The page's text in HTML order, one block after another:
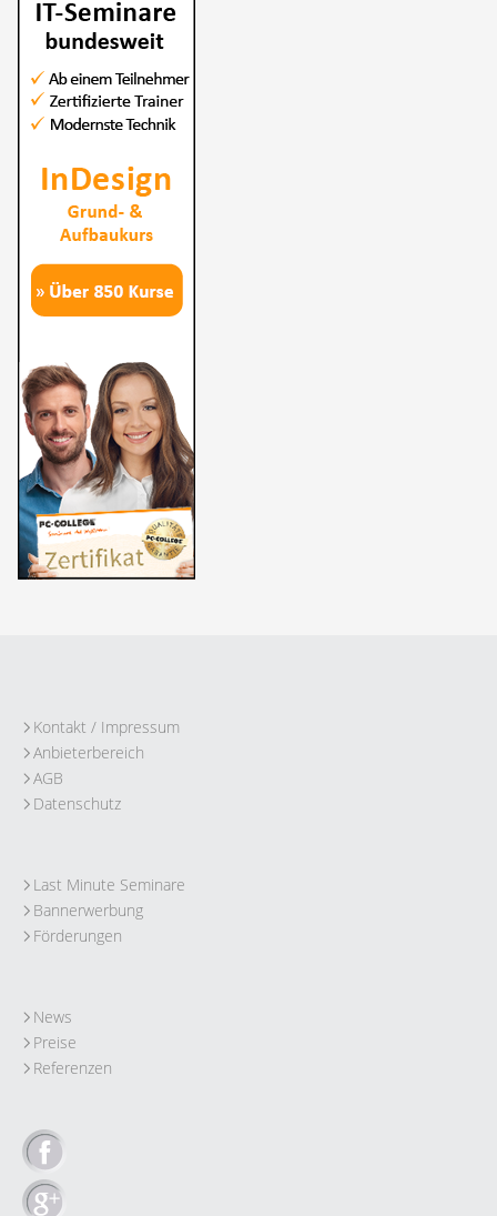
Kontakt / Impressum
Anbieterbereich
AGB
Datenschutz
Last Minute Seminare
Bannerwerbung
Förderungen
News
Preise
Referenzen